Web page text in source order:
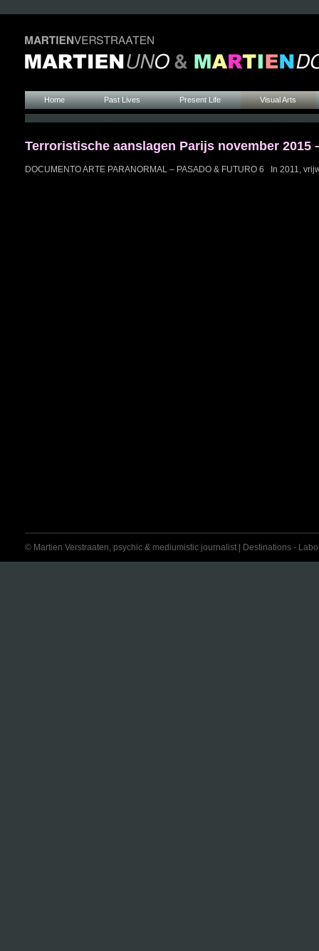
Home Past Lives Present Life Visual Arts
Terroristische aanslagen Parijs november
DOCUMENTO ARTE PARANORMAL – PASADO & FUTURO 6 In 2011,
© Martien Verstraaten, psychic & mediumistic journalist | Destinations -